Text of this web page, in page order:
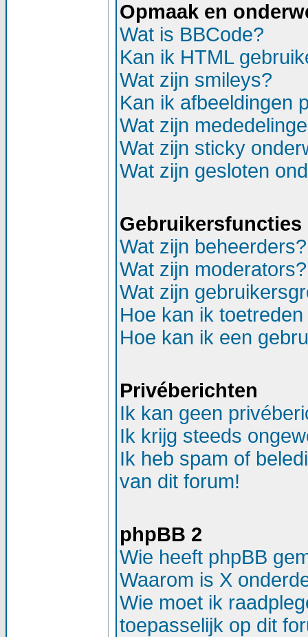
Opmaak en
Wat is BBCode?
Kan ik HTML
Wat zijn smileys?
Kan ik afbeeldingen
Wat zijn
Wat zijn sticky
Wat zijn gesloten
Gebruikersfuncties
Wat zijn beheerders?
Wat zijn moderators?
Wat zijn
Hoe kan ik
Hoe kan ik een
Privéberichten
Ik kan geen
Ik krijg steeds
Ik heb spam of
van dit forum!
phpBB 2
Wie heeft phpBB
Waarom is X
Wie moet ik
toepasselijk op dit